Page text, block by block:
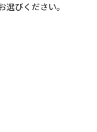
びください。